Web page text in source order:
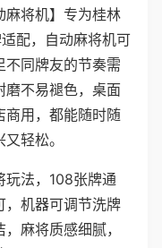
麻将机】专为桂林
配，自动麻将机可
不同牌友的节奏需
磨不易褪色，桌面
商用，都能随时随
轻松。
玩法，108张牌通
，机器可调节洗牌
麻将质感细腻，